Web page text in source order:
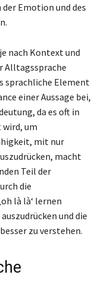
Emotion und des
nach Kontext und
Alltagssprache
sprachliche Element
einer Aussage bei,
da es oft in
um
mit nur
macht
Teil der
die
là là‘ lernen
und die
zu verstehen.